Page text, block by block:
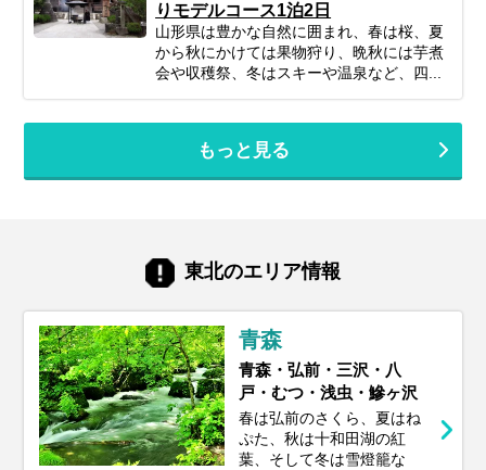
りモデルコース1泊2日
山形県は豊かな自然に囲まれ、春は桜、夏
から秋にかけては果物狩り、晩秋には芋煮
会や収穫祭、冬はスキーや温泉など、四...
もっと見る
東北のエリア情報
青森
青森・弘前・三沢・八
戸・むつ・浅虫・鰺ヶ沢
春は弘前のさくら、夏はね
ぷた、秋は十和田湖の紅
葉、そして冬は雪燈籠な